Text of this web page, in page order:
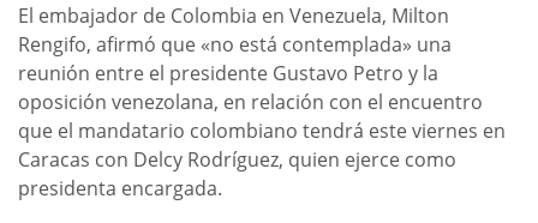
El embajador de Colombia en Venezuela, Milton
Rengifo, afirmó que «no está contemplada» una
reunión entre el presidente Gustavo Petro y la
oposición venezolana, en relación con el encuentro
que el mandatario colombiano tendrá este viernes en
Caracas con Delcy Rodríguez, quien ejerce como
presidenta encargada.